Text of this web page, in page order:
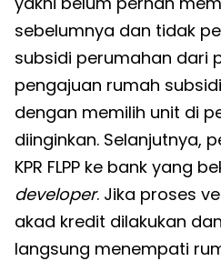
sebelumnya dan tidak
subsidi perumahan dari
pengajuan rumah
dengan memilih unit di
diinginkan. Selanjutnya,
KPR FLPP ke bank yang
developer. Jika proses
akad kredit dilakukan
langsung menempati